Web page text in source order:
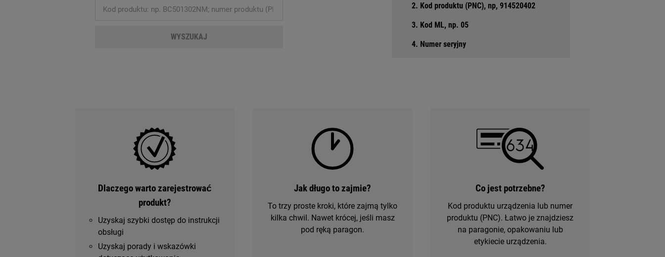
WYSZUKAJ
2. Kod produktu (PNC), np, 914520402
3. Kod ML, np. 05
4. Numer seryjny
Dlaczego warto zarejestrować
produkt?
Uzyskaj szybki dostęp do instrukcji
obsługi
Uzyskaj porady i wskazówki
Jak długo to zajmie?
To trzy proste kroki, które zajmą tylko
kilka chwil. Nawet krócej, jeśli masz
pod ręką paragon.
Co jest potrzebne?
Kod produktu urządzenia lub numer
produktu (PNC). Łatwo je znajdziesz
na paragonie, opakowaniu lub
etykiecie urządzenia.